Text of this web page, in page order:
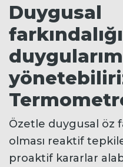
Duygusal
Özetle duygusal öz
olması reaktif
proaktif kararlar